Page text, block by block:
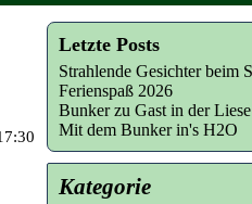
Letzte Posts
Strahlende Gesichter beim
Ferienspaß 2026
Bunker zu Gast in der Liese
Mit dem Bunker in's H2O
Kategorie